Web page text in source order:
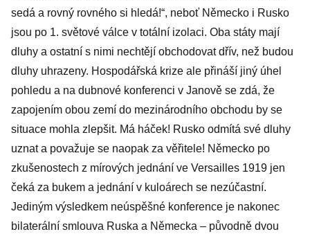
sedá a rovný rovného si hledá!“, neboť Německo i Rusko
jsou po 1. světové válce v totální izolaci. Oba státy mají
dluhy a ostatní s nimi nechtějí obchodovat dřív, než budou
dluhy uhrazeny. Hospodářská krize ale přináší jiný úhel
pohledu a na dubnové konferenci v Janově se zdá, že
zapojením obou zemí do mezinárodního obchodu by se
situace mohla zlepšit. Má háček! Rusko odmítá své dluhy
uznat a považuje se naopak za věřitele! Německo po
zkušenostech z mírových jednání ve Versailles 1919 jen
čeká za bukem a jednání v kuloárech se nezúčastní.
Jediným výsledkem neúspěšné konference je nakonec
bilaterální smlouva Ruska a Německa – původně dvou